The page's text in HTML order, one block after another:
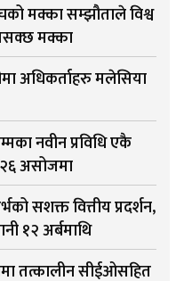
मक्का सम्झौताले विश्व
मक्का
अधिकर्ताहरु मलेसिया
नवीन प्रविधि एकै
असोजमा
सशक्त वित्तीय प्रदर्शन,
१२ अर्बमाथि
तत्कालीन सीईओसहित